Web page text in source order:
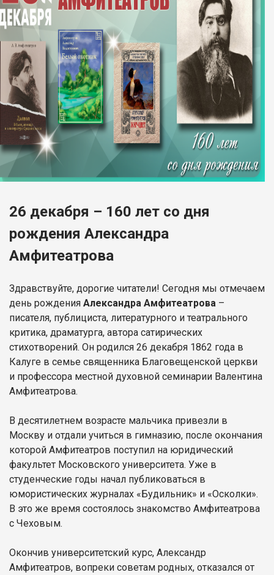
26 декабря – 160 лет со дня
рождения Александра
Амфитеатрова
Здравствуйте, дорогие читатели! Сегодня мы отмечаем
день рождения Александра Амфитеатрова –
писателя, публициста, литературного и театрального
критика, драматурга, автора сатирических
стихотворений. Он родился 26 декабря 1862 года в
Калуге в семье священника Благовещенской церкви
и профессора местной духовной семинарии Валентина
Амфитеатрова.
В десятилетнем возрасте мальчика привезли в
Москву и отдали учиться в гимназию, после окончания
которой Амфитеатров поступил на юридический
факультет Московского университета. Уже в
студенческие годы начал публиковаться в
юмористических журналах «Будильник» и «Осколки».
В это же время состоялось знакомство Амфитеатрова
с Чеховым.
Окончив университетский курс, Александр
Амфитеатров, вопреки советам родных, отказался от